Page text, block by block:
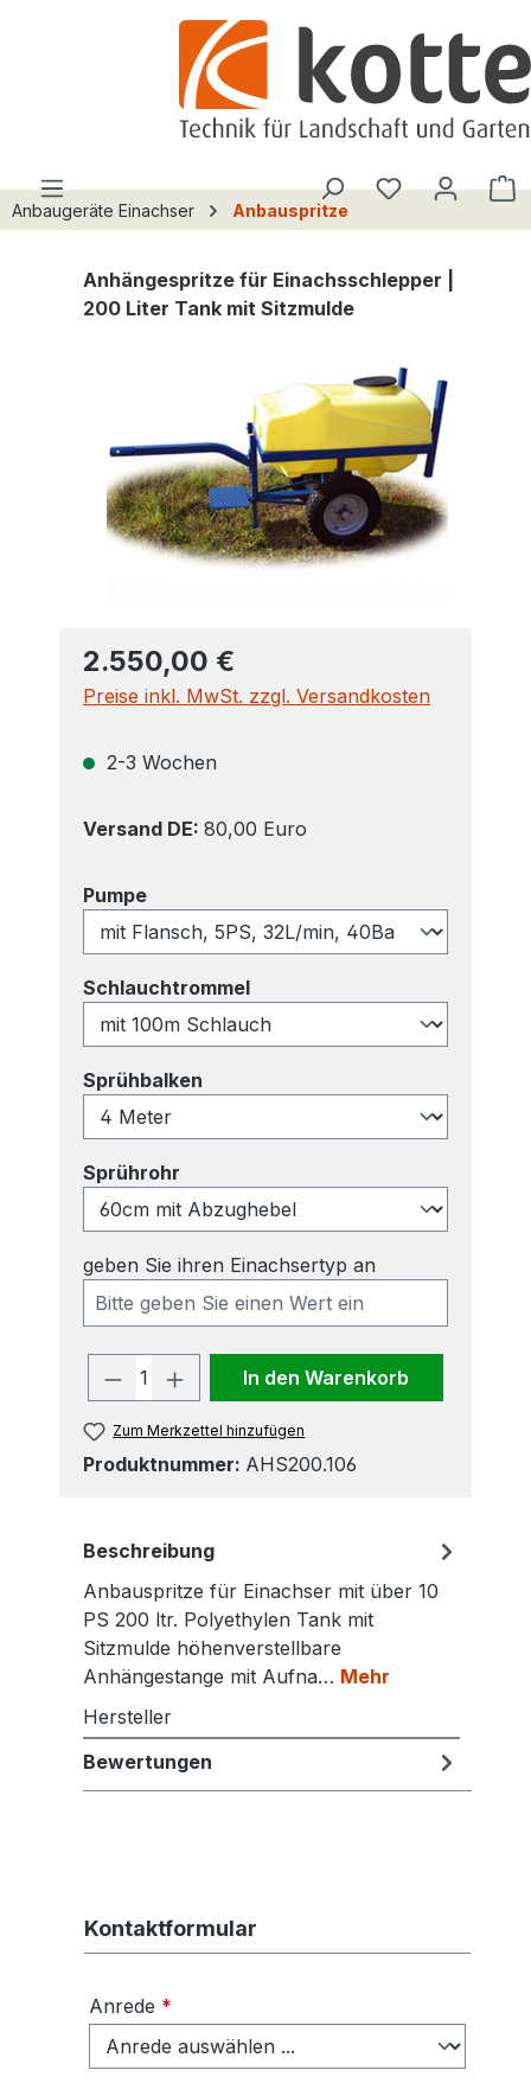
Du hast 0
Anbaugeräte Einachser Anbauspritze
Anhängespritze für Einachsschlepper |
200 Liter Tank mit Sitzmulde
2.550,00 €
Preise inkl. MwSt. zzgl. Versandkosten
2-3 Wochen
Versand DE: 80,00 Euro
Pumpeauswählen
Schlauchtrommelauswählen
Sprühbalken
Sprührohr
geben Sie ihren Einachsertyp an
Produkt Anzahl: Gib den
In den Warenkorb
Zum Merkzettel hinzufügen
Produktnummer: AHS200.106
Beschreibung
Anbauspritze für Einachser mit über 10
PS 200 ltr. Polyethylen Tank mit
Sitzmulde höhenverstellbare
Anhängestange mit Aufna… Mehr
Hersteller
Bewertungen
Kontaktformular
Anrede *